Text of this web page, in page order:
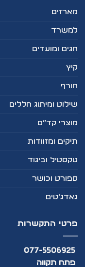
מארזים
למשרד
חגים ומועדים
קיץ
חורף
שילוט ומיתוג חללים
מוצרי קד”ם
תיקים ומזוודות
טקסטיל וביגוד
ספורט וכושר
גאדג'טים
פרטי התקשרות
077-5506925
פתח תקווה